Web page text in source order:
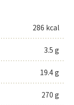
286 kcal
3.5 g
19.4 g
270 g